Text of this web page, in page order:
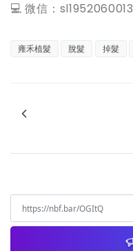
💻 微信：sl1952060013
雍禾植髮 脫髮 掉髮